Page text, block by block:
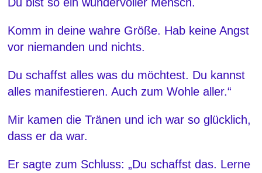
Komm in deine wahre Größe. Hab keine Angst
vor niemanden und nichts.
Du schaffst alles was du möchtest. Du kannst
alles manifestieren. Auch zum Wohle aller.“
Mir kamen die Tränen und ich war so glücklich,
dass er da war.
Er sagte zum Schluss: „Du schaffst das. Lerne